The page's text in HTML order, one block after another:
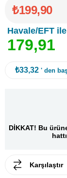
₺199,90
Havale/EFT
179,91
₺33,32 ' den
DİKKAT! Bu
Karşılaştır